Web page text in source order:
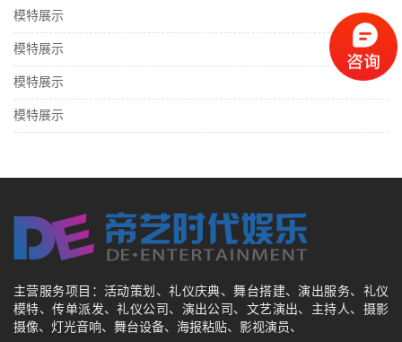
模特展示
模特展示
模特展示
模特展示
主营服务项目：活动策划、礼仪庆典、舞台搭建、演出服务、礼仪
模特、传单派发、礼仪公司、演出公司、文艺演出、主持人、摄影
摄像、灯光音响、舞台设备、海报粘贴、影视演员、